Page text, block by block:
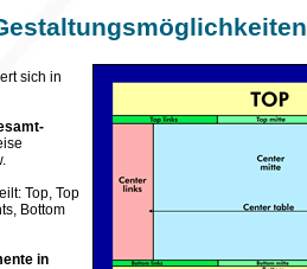
sich in
Top, Top
Bottom
in